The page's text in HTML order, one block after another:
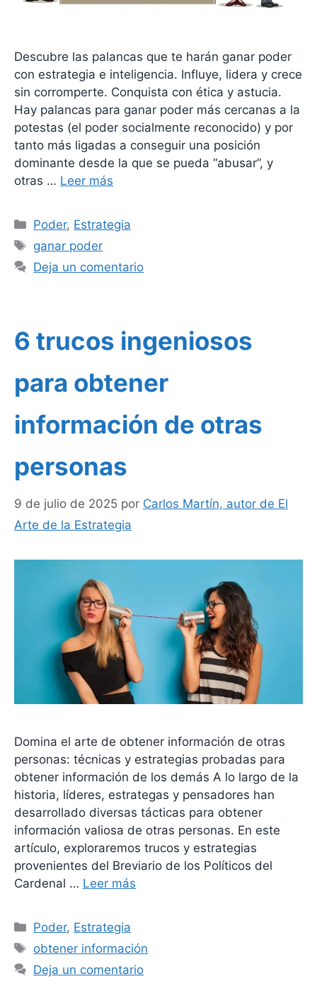
Descubre las palancas que te harán ganar poder
con estrategia e inteligencia. Influye, lidera y crece
sin corromperte. Conquista con ética y astucia.
Hay palancas para ganar poder más cercanas a la
potestas (el poder socialmente reconocido) y por
tanto más ligadas a conseguir una posición
dominante desde la que se pueda “abusar”, y
otras … Leer más
Categorías
Poder, Estrategia
Etiquetas
ganar poder
Deja un comentario
6 trucos ingeniosos
para obtener
información de otras
personas
9 de julio de 2025 por Carlos Martín, autor de El
Arte de la Estrategia
Domina el arte de obtener información de otras
personas: técnicas y estrategias probadas para
obtener información de los demás A lo largo de la
historia, líderes, estrategas y pensadores han
desarrollado diversas tácticas para obtener
información valiosa de otras personas. En este
artículo, exploraremos trucos y estrategias
provenientes del Breviario de los Políticos del
Cardenal … Leer más
Categorías
Poder, Estrategia
Etiquetas
obtener información
Deja un comentario